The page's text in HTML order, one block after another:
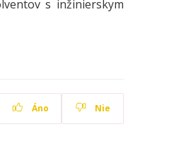
s inžinierskym
Áno Nie